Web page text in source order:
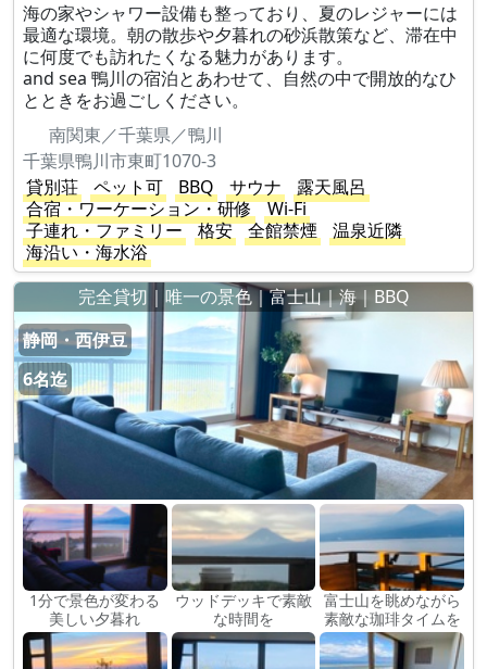
海の家やシャワー設備も整っており、夏のレジャーには
最適な環境。朝の散歩や夕暮れの砂浜散策など、滞在中
に何度でも訪れたくなる魅力があります。
and sea 鴨川の宿泊とあわせて、自然の中で開放的なひ
とときをお過ごしください。
南関東／千葉県／鴨川
千葉県鴨川市東町1070-3
貸別荘
ペット可 BBQ サウナ
露天風呂
合宿・ワーケーション・研修
Wi-Fi
子連れ・ファミリー
格安 全館禁煙
温泉近隣
海沿い・海水浴
完全貸切｜唯一の景色｜富士山｜海｜BBQ
静岡・西伊豆
6名迄
1分で景色が変わる
美しい夕暮れ
ウッドデッキで素敵
な時間を
富士山を眺めながら
素敵な珈琲タイムを